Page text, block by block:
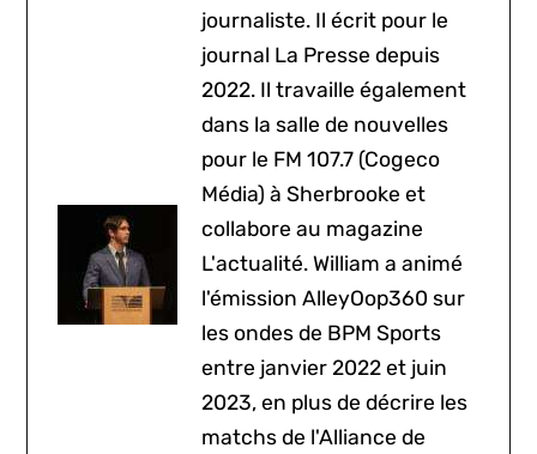
journaliste. Il écrit pour le
journal La Presse depuis
2022. Il travaille également
dans la salle de nouvelles
pour le FM 107.7 (Cogeco
Média) à Sherbrooke et
collabore au magazine
L'actualité. William a animé
l'émission AlleyOop360 sur
les ondes de BPM Sports
entre janvier 2022 et juin
2023, en plus de décrire les
matchs de l'Alliance de